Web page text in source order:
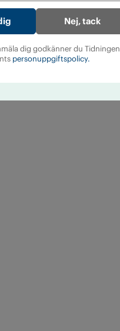
Nej, tack
dig godkänner du Tidningen
personuppgiftspolicy.